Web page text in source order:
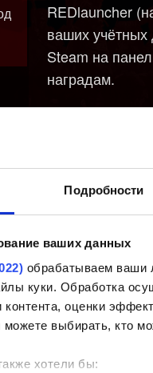
Подробности
ваших данных
обрабатываем ваши
куки. Обработка
оценки
можете выбирать, кто
хотели бы:
REDlauncher
ваших учётных
Steam на
наградам.